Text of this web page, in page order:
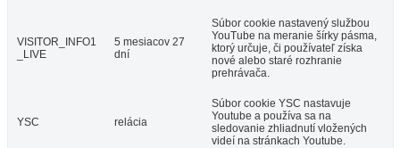
VISITOR_INFO1
_LIVE
5 mesiacov 27
dní
Súbor cookie nastavený službou
YouTube na meranie šírky pásma,
ktorý určuje, či používateľ získa
nové alebo staré rozhranie
prehrávača.
YSC relácia
Súbor cookie YSC nastavuje
Youtube a používa sa na
sledovanie zhliadnutí vložených
videí na stránkach Youtube.